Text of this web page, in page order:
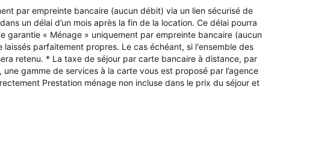
par empreinte bancaire (aucun débit) via un lien sécurisé de
un délai d’un mois après la fin de la location. Ce délai pourra
garantie « Ménage » uniquement par empreinte bancaire (aucun
parfaitement propres. Le cas échéant, si l'ensemble des
retenu. * La taxe de séjour par carte bancaire à distance, par
gamme de services à la carte vous est proposé par l’agence
Prestation ménage non incluse dans le prix du séjour et